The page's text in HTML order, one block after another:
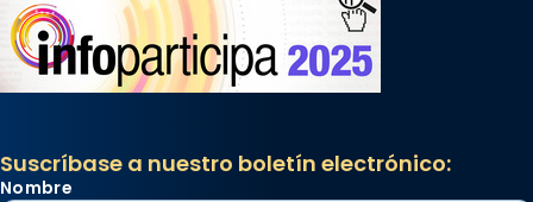
Suscríbase a nuestro boletín electrónico:
Nombre